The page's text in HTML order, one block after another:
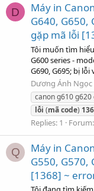
D
Máy in
G640, G650,
gặp mã lỗi
Tôi muốn tìm
G600 series -
G690, G695; bị
Dương Ánh Ngọc
canon g610
lỗi (mãcode)
Replies: 1 Forum:
Q
Máy in
G550, G570,
[1368] ~